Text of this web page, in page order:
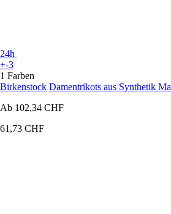
24h
+-3
1 Farben
Birkenstock Damentrikots aus Synthetik
Ab 102,34 CHF
61,73 CHF